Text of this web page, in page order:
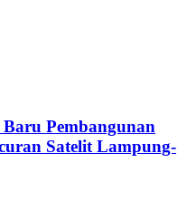
Pembangunan
Satelit Lampung-